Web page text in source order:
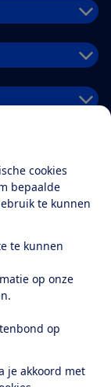
cookies
bepaalde
te kunnen
te kunnen
op onze
op
je akkoord met
LinkedIn